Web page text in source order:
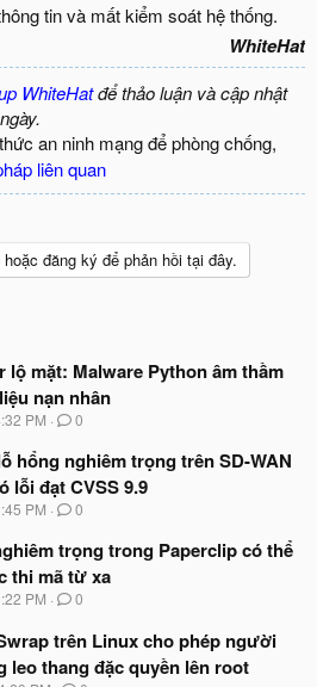
tin và mất kiểm soát hệ thống.​
WhiteHat
WhiteHatđể thảo luận và cập nhật
an ninh mạng để phòng chống,
liên quan
đăng ký để phản hồi tại đây.
lộ mặt: Malware Python âm thầm
nạn nhân
PM 0
hổng nghiêm trọng trên SD-WAN
lỗi đạt CVSS 9.9
PM 0
trọng trong Paperclip có thể
thi mã từ xa
PM 0
trên Linux cho phép người
leo thang đặc quyền lên root